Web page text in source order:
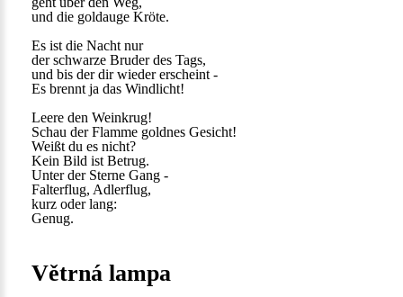
und die goldauge Kröte.
Es ist die Nacht nur
der schwarze Bruder des Tags,
und bis der dir wieder erscheint -
Es brennt ja das Windlicht!
Leere den Weinkrug!
Schau der Flamme goldnes Gesicht!
Weißt du es nicht?
Kein Bild ist Betrug.
Unter der Sterne Gang -
Falterflug, Adlerflug,
kurz oder lang:
Genug.
Větrná lampa